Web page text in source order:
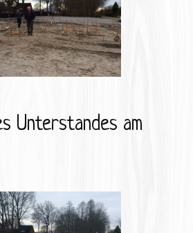
Unterstandes am